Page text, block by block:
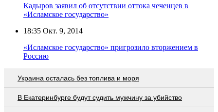
Кадыров заявил об отсутствии оттока чеченцев в
«Исламское государство»
18:35 Окт. 9, 2014
«Исламское государство» пригрозило вторжением в
Россию
Украина осталась без топлива и моря
В Екатеринбурге будут судить мужчину за убийство